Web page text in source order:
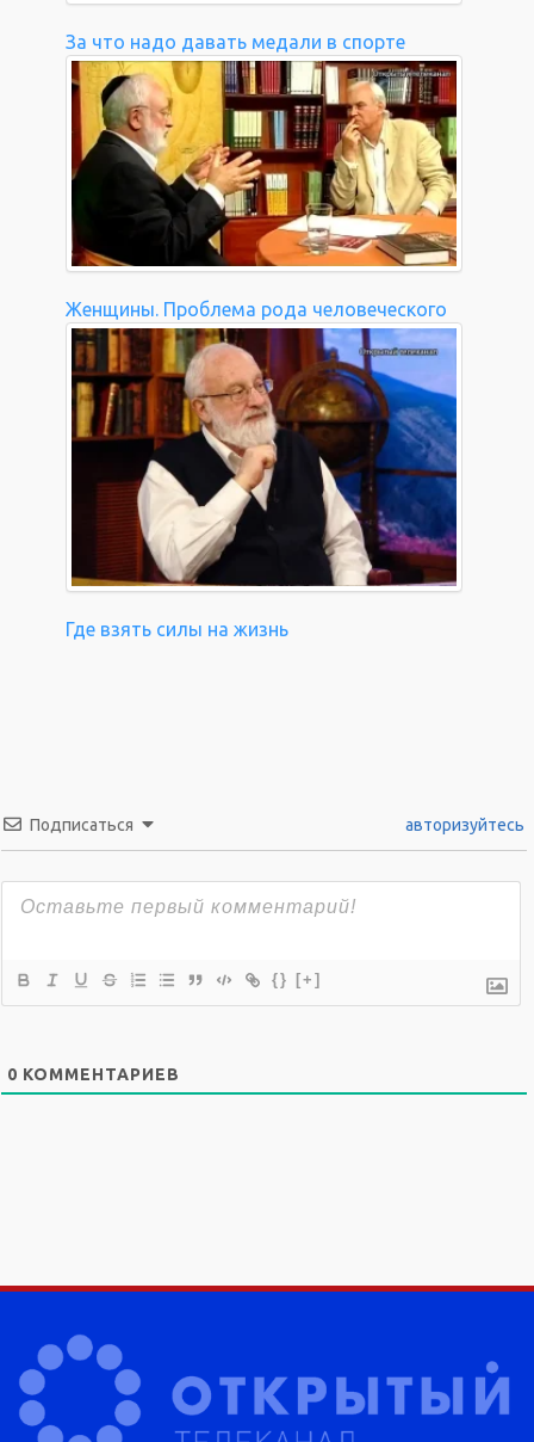
За что надо давать медали в спорте
Женщины. Проблема рода человеческого
Где взять силы на жизнь
Подписаться авторизуйтесь
{} [+]
0 КОММЕНТАРИЕВ